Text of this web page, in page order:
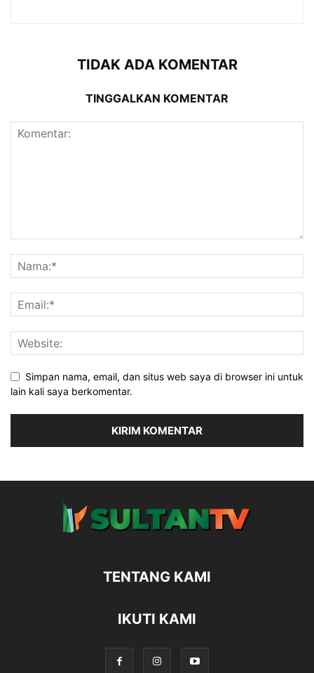
TIDAK ADA KOMENTAR
TINGGALKAN KOMENTAR
Simpan nama, email, dan situs web saya di browser ini untuk
lain kali saya berkomentar.
TENTANG KAMI
IKUTI KAMI